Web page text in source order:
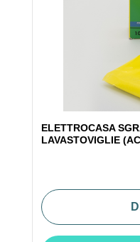
ELETTROCASA
LAVASTOVIGLIE